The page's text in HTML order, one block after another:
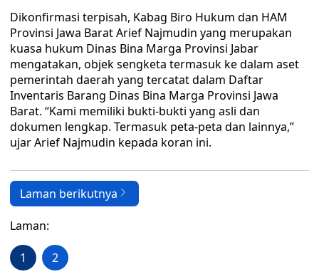
Dikonfirmasi terpisah, Kabag Biro Hukum dan HAM
Provinsi Jawa Barat Arief Najmudin yang merupakan
kuasa hukum Dinas Bina Marga Provinsi Jabar
mengatakan, objek sengketa termasuk ke dalam aset
pemerintah daerah yang tercatat dalam Daftar
Inventaris Barang Dinas Bina Marga Provinsi Jawa
Barat. “Kami memiliki bukti-bukti yang asli dan
dokumen lengkap. Termasuk peta-peta dan lainnya,”
ujar Arief Najmudin kepada koran ini.
Laman berikutnya
Laman:
1 2